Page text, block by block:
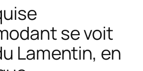
se voit
Lamentin, en